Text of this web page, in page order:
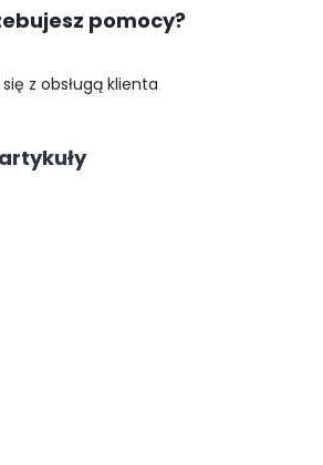
pomocy?
z obsługą klienta